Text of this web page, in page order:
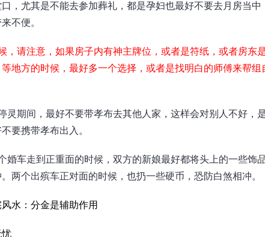
，尤其是不能去参加葬礼，都是孕妇也最好不要去月房当中
不便。
，请注意，如果房子内有神主牌位，或者是符纸，或者房东
地方的时候，最好多一个选择，或者是找明白的师傅来帮组
灵期间，最好不要带孝布去其他人家，这样会对别人不好，
要携带孝布出入。
婚车走到正重面的时候，双方的新娘最好都将头上的一些饰
两个出殡车正对面的时候，也扔一些硬币，恐防白煞相冲。
水：分金是辅助作用
忧